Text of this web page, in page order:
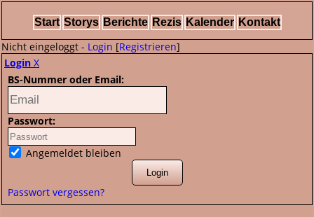
Start Storys Berichte Rezis Kalender Kontakt
Nicht eingeloggt - Login [Registrieren]
Login X
BS-Nummer oder Email:
Passwort:
Angemeldet bleiben
Passwort vergessen?